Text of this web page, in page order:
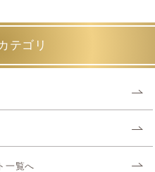
テゴリ
一覧へ